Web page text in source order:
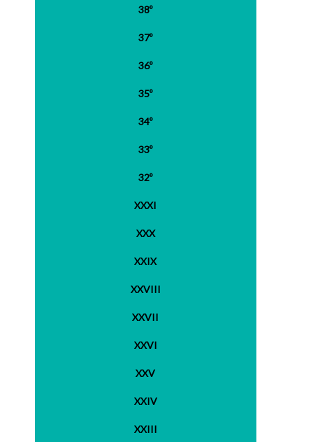
38º
37º
36º
35º
34º
33º
32º
XXXI
XXX
XXIX
XXVIII
XXVII
XXVI
XXV
XXIV
XXIII